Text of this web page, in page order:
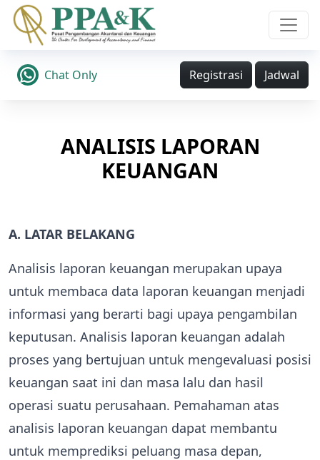
Chat Only Registrasi Jadwal
ANALISIS LAPORAN
KEUANGAN
A. LATAR BELAKANG
Analisis laporan keuangan merupakan upaya
untuk membaca data laporan keuangan menjadi
informasi yang berarti bagi upaya pengambilan
keputusan. Analisis laporan keuangan adalah
proses yang bertujuan untuk mengevaluasi posisi
keuangan saat ini dan masa lalu dan hasil
operasi suatu perusahaan. Pemahaman atas
analisis laporan keuangan dapat membantu
untuk memprediksi peluang masa depan,